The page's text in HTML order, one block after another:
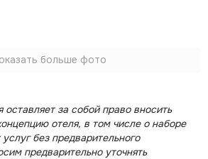
больше фото
за собой право вносить
отеля, в том числе о наборе
без предварительного
предварительно уточнять